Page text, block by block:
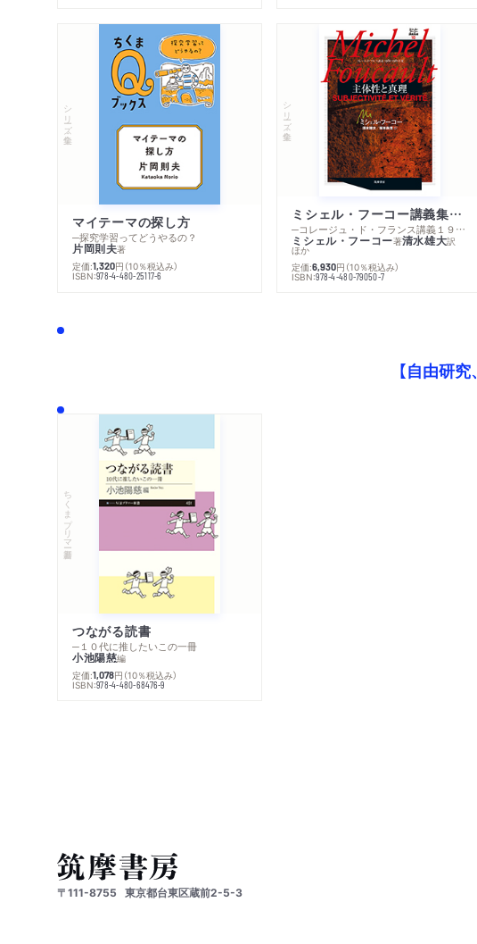
シリーズ・全集
マイテーマの探し方
─探究学習ってどうやるの？
片岡則夫著
定価:1,320円 （10％税込み）
ISBN:978-4-480-25117-6
シリーズ・全集
ミシェル・フーコー講義集成１０ 主体性と真理
─コレージュ・ド・フランス講義１９８０－１９８１年度
ミシェル・フーコー著清水雄大訳
ほか
定価:6,930円 （10％税込み）
ISBN:978-4-480-79050-7
【自由研
ちくまプリマー新書
つながる読書
─１０代に推したいこの一冊
小池陽慈編
定価:1,078円 （10％税込み）
ISBN:978-4-480-68476-9
〒111-8755 東京都台東区蔵前2-5-3